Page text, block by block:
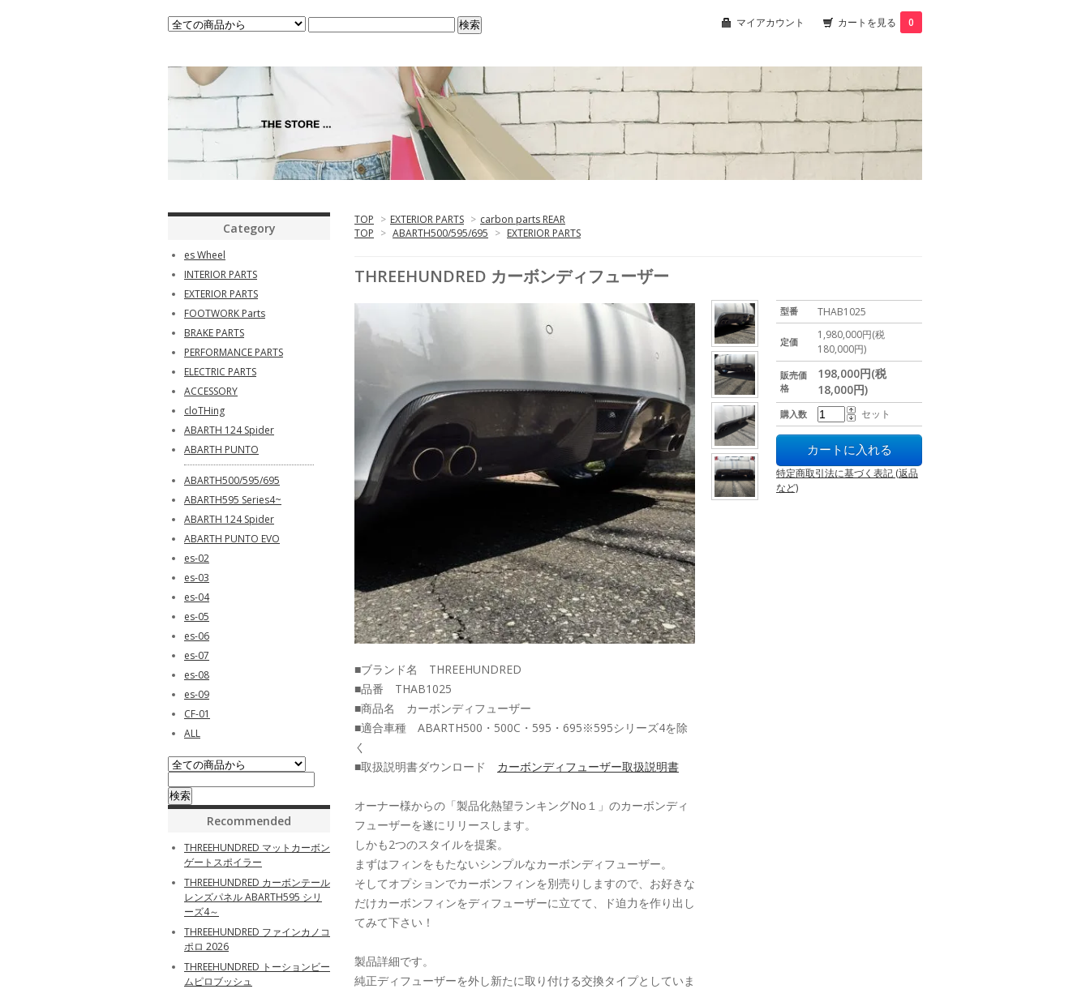
マイアカウント カートを見る 0
TOP > EXTERIOR PARTS > carbon parts REAR
TOP > ABARTH500/595/695 > EXTERIOR PARTS
THREEHUNDRED カーボンディフューザー
型番 THAB1025
定価
1,980,000円(税
180,000円)
販売価
格
198,000円(税
18,000円)
購入数 セット
特定商取引法に基づく表記 (返品
など)
■ブランド名 THREEHUNDRED
■品番 THAB1025
■商品名 カーボンディフューザー
■適合車種 ABARTH500・500C・595・695※595シリーズ4を除
く
■取扱説明書ダウンロード カーボンディフューザー取扱説明書
オーナー様からの「製品化熱望ランキングNo１」のカーボンディ
フューザーを遂にリリースします。
しかも2つのスタイルを提案。
まずはフィンをもたないシンプルなカーボンディフューザー。
そしてオプションでカーボンフィンを別売りしますので、お好きな
だけカーボンフィンをディフューザーに立てて、ド迫力を作り出し
てみて下さい！
製品詳細です。
純正ディフューザーを外し新たに取り付ける交換タイプとしていま
Category
es Wheel
INTERIOR PARTS
EXTERIOR PARTS
FOOTWORK Parts
BRAKE PARTS
PERFORMANCE PARTS
ELECTRIC PARTS
ACCESSORY
cloTHing
ABARTH 124 Spider
ABARTH PUNTO
ABARTH500/595/695
ABARTH595 Series4~
ABARTH 124 Spider
ABARTH PUNTO EVO
es-02
es-03
es-04
es-05
es-06
es-07
es-08
es-09
CF-01
ALL
Recommended
THREEHUNDRED マットカーボン
ゲートスポイラー
THREEHUNDRED カーボンテール
レンズパネル ABARTH595 シリ
ーズ4～
THREEHUNDRED ファインカノコ
ポロ 2026
THREEHUNDRED トーションビー
ムピロブッシュ